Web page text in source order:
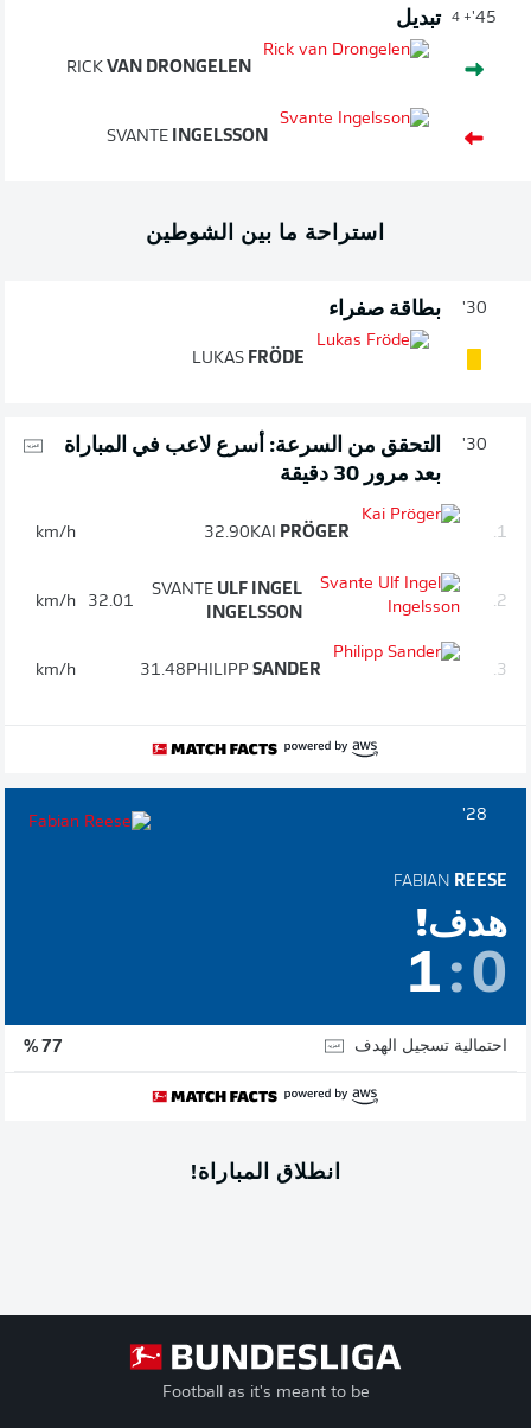
45'
+ 4 تبديل
RICK VAN DRONGELEN
SVANTE INGELSSON
استراحة ما بين الشوطين
30' بطاقة صفراء
LUKAS FRÖDE
30'
التحقق من السرعة: أسرع لاعب في المباراة
بعد مرور 30 دقيقة
1.
KAI PRÖGER
32.90
km/h
2.
SVANTEULF INGEL
INGELSSON
32.01
km/h
3.
PHILIPP SANDER
31.48
km/h
28'
FABIAN REESE
هدف!
1:0
احتمالية تسجيل الهدف 77 %
انطلاق المباراة!
Football as it's meant to be